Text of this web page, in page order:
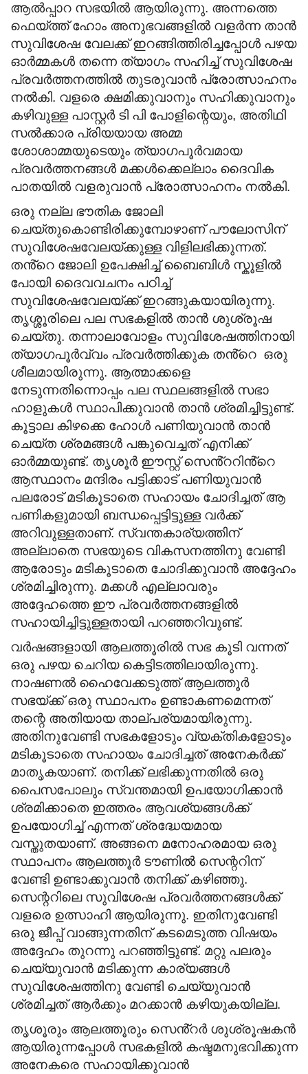
ആൽപ്പാറ സഭയിൽ ആയിരുന്നു. അന്നത്തെ
ഫെയ്ത്ത് ഹോം അനുഭവങ്ങളിൽ വളർന്ന താൻ
സുവിശേഷ വേലക്ക് ഇറങ്ങിത്തിരിച്ചപ്പോൾ പഴയ
ഓർമ്മകൾ തന്നെ ത്യാഗം സഹിച്ച് സുവിശേഷ
പ്രവർത്തനത്തിൽ തുടരുവാൻ പ്രോത്സാഹനം
നൽകി. വളരെ ക്ഷമിക്കുവാനും സഹിക്കുവാനും
കഴിവുള്ള പാസ്റ്റർ ടി പി പോളിന്റെയും, അതിഥി
സൽക്കാര പ്രിയയായ അമ്മ
ശോശാമ്മയുടെയും ത്യാഗപൂർവമായ
പ്രവർത്തനങ്ങൾ മക്കൾക്കെല്ലാം ദൈവിക
പാതയിൽ വളരുവാൻ പ്രോത്സാഹനം നൽകി.
ഒരു നല്ല ഭൗതിക ജോലി
ചെയ്തുകൊണ്ടിരിക്കുമ്പോഴാണ് പൗലോസിന്
സുവിശേഷവേലയ്ക്കുള്ള വിളിലഭിക്കുന്നത്.
തൻ്റെ ജോലി ഉപേക്ഷിച്ച് ബൈബിൾ സ്കൂളിൽ
പോയി ദൈവവചനം പഠിച്ച്
സുവിശേഷവേലയ്ക്ക് ഇറങ്ങുകയായിരുന്നു.
തൃശ്ശൂരിലെ പല സഭകളിൽ താൻ ശുശ്രൂഷ
ചെയ്തു. തന്നാലാവോളം സുവിശേഷത്തിനായി
ത്യാഗപൂർവ്വം പ്രവർത്തിക്കുക തൻ്റെ ഒരു
ശീലമായിരുന്നു. ആത്മാക്കളെ
നേടുന്നതിന്നൊപ്പം പല സ്ഥലങ്ങളിൽ സഭാ
ഹാളുകൾ സ്ഥാപിക്കുവാൻ താൻ ശ്രമിച്ചിട്ടുണ്ട്.
കൂട്ടാല കിഴക്കെ ഹോൾ പണിയുവാൻ താൻ
ചെയ്ത ശ്രമങ്ങൾ പങ്കുവെച്ചത് എനിക്ക്
ഓർമ്മയുണ്ട്. തൃശൂർ ഈസ്റ്റ് സെൻ്ററിൻ്റെ
ആസ്ഥാനം മന്ദിരം പട്ടിക്കാട് പണിയുവാൻ
പലരോട് മടികൂടാതെ സഹായം ചോദിച്ചത് ആ
പണികളുമായി ബന്ധപ്പെട്ടിട്ടുള്ള വർക്ക്
അറിവുള്ളതാണ്. സ്വന്തകാര്യത്തിന്
അല്ലാതെ സഭയുടെ വികസനത്തിനു വേണ്ടി
ആരോടും മടികൂടാതെ ചോദിക്കുവാൻ അദ്ദേഹം
ശ്രമിച്ചിരുന്നു. മക്കൾ എല്ലാവരും
അദ്ദേഹത്തെ ഈ പ്രവർത്തനങ്ങളിൽ
സഹായിച്ചിട്ടുള്ളതായി പറഞ്ഞറിവുണ്ട്.
വർഷങ്ങളായി ആലത്തൂരിൽ സഭ കൂടി വന്നത്
ഒരു പഴയ ചെറിയ കെട്ടിടത്തിലായിരുന്നു.
നാഷണൽ ഹൈവേക്കടുത്ത് ആലത്തൂർ
സഭയ്ക്ക് ഒരു സ്ഥാപനം ഉണ്ടാകണമെന്നത്
തന്റെ അതിയായ താല്പര്യമായിരുന്നു.
അതിനുവേണ്ടി സഭകളോടും വ്യക്തികളോടും
മടികൂടാതെ സഹായം ചോദിച്ചത് അനേകർക്ക്
മാതൃകയാണ്. തനിക്ക് ലഭിക്കുന്നതിൽ ഒരു
പൈസപോലും സ്വന്തമായി ഉപയോഗിക്കാൻ
ശ്രമിക്കാതെ ഇത്തരം ആവശ്യങ്ങൾക്ക്
ഉപയോഗിച്ച് എന്നത് ശ്രദ്ധേയമായ
വസ്തുതയാണ്. അങ്ങനെ മനോഹരമായ ഒരു
സ്ഥാപനം ആലത്തൂർ ടൗണിൽ സെന്ററിന്
വേണ്ടി ഉണ്ടാക്കുവാൻ തനിക്ക് കഴിഞ്ഞു.
സെന്ററിലെ സുവിശേഷ പ്രവർത്തനങ്ങൾക്ക്
വളരെ ഉത്സാഹി ആയിരുന്നു. ഇതിനുവേണ്ടി
ഒരു ജീപ്പ് വാങ്ങുന്നതിന് കടമെടുത്ത വിഷയം
അദ്ദേഹം തുറന്നു പറഞ്ഞിട്ടുണ്ട്. മറ്റു പലരും
ചെയ്യുവാൻ മടിക്കുന്ന കാര്യങ്ങൾ
സുവിശേഷത്തിനു വേണ്ടി ചെയ്യുവാൻ
ശ്രമിച്ചത് ആർക്കും മറക്കാൻ കഴിയുകയില്ല.
തൃശൂരും ആലത്തൂരും സെൻ്റർ ശുശ്രൂഷകൻ
ആയിരുന്നപ്പോൾ സഭകളിൽ കഷ്ടമനുഭവിക്കുന്ന
അനേകരെ സഹായിക്കുവാൻ